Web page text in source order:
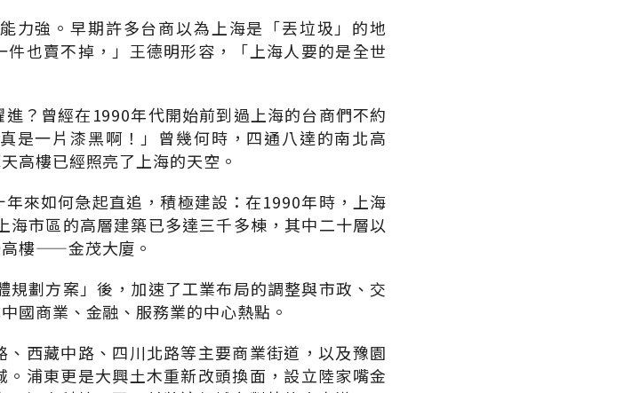
力強。早期許多台商以為上海是「丟垃圾」的地
也賣不掉，」王德明形容，「上海人要的是全世
？曾經在1990年代開始前到過上海的台商們不約
是一片漆黑啊！」曾幾何時，四通八達的南北高
高樓已經照亮了上海的天空。
來如何急起直追，積極建設：在1990年時，上海
市區的高層建築已多達三千多棟，其中二十層以
高樓——金茂大廈。
劃方案」後，加速了工業布局的調整與市政、交
國商業、金融、服務業的中心熱點。
西藏中路、四川北路等主要商業街道，以及豫園
浦東更是大興土木重新改頭換面，設立陸家嘴金